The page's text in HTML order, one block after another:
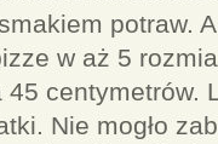
potraw.
w aż 5
centymetrów.
Nie mogło